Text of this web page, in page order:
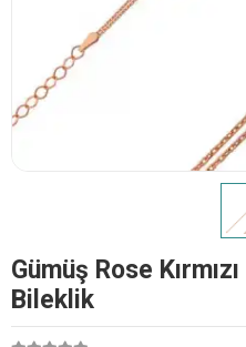
Gümüş Rose
Bileklik